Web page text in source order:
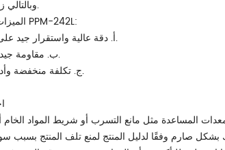
وبالتالي زيادة ثبات الجهاز.
1) الميزات الرئيسية لـ PPM-242L:
أ. دقة عالية واستقرار جيد على المدى الطويل.
ب. مقاومة جيدة للختم والتآكل.
ج. تكلفة منخفضة وأداء عالي التكلفة.
المساعدة مثل مانع التسرب أو شريط المواد الخام
بشكل صارم وفقًا لدليل المنتج لمنع تلف المنتج بسبب